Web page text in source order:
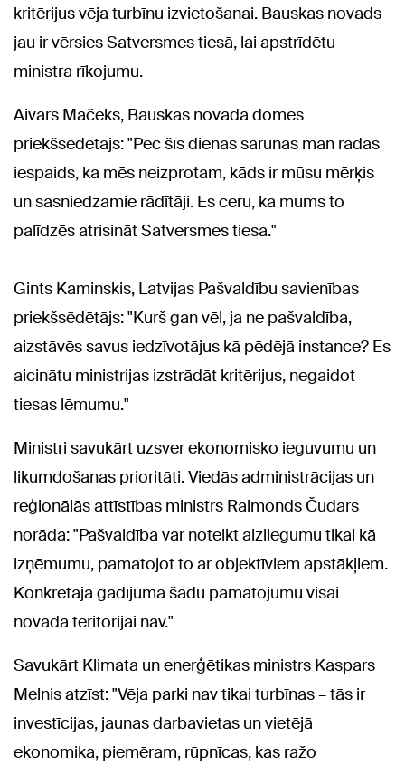
kritērijus vēja turbīnu izvietošanai. Bauskas novads
jau ir vērsies Satversmes tiesā, lai apstrīdētu
ministra rīkojumu.
Aivars Mačeks, Bauskas novada domes
priekšsēdētājs: "Pēc šīs dienas sarunas man radās
iespaids, ka mēs neizprotam, kāds ir mūsu mērķis
un sasniedzamie rādītāji. Es ceru, ka mums to
palīdzēs atrisināt Satversmes tiesa."
Gints Kaminskis, Latvijas Pašvaldību savienības
priekšsēdētājs: "Kurš gan vēl, ja ne pašvaldība,
aizstāvēs savus iedzīvotājus kā pēdējā instance? Es
aicinātu ministrijas izstrādāt kritērijus, negaidot
tiesas lēmumu."
Ministri savukārt uzsver ekonomisko ieguvumu un
likumdošanas prioritāti. Viedās administrācijas un
reģionālās attīstības ministrs Raimonds Čudars
norāda: "Pašvaldība var noteikt aizliegumu tikai kā
izņēmumu, pamatojot to ar objektīviem apstākļiem.
Konkrētajā gadījumā šādu pamatojumu visai
novada teritorijai nav."
Savukārt Klimata un enerģētikas ministrs Kaspars
Melnis atzīst: "Vēja parki nav tikai turbīnas – tās ir
investīcijas, jaunas darbavietas un vietējā
ekonomika, piemēram, rūpnīcas, kas ražo